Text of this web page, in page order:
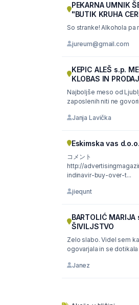
PEKARNA UMNIK
"BUTIK KRUHA
So stranke! Alkohola pa
jureum@gmail.com
KEPIC ALEŠ s.p.
KLOBAS IN
Najboljše meso od
zaposlenih niti ne
Janja Lavička
Eskimska vas d.o.o.
コメント
http://
indinavir-buy-over-t...
jiequnt
BARTOLIĆ
ŠIVILJSTVO
Zelo slabo. Videl sem
ogovarjala in se
Janez